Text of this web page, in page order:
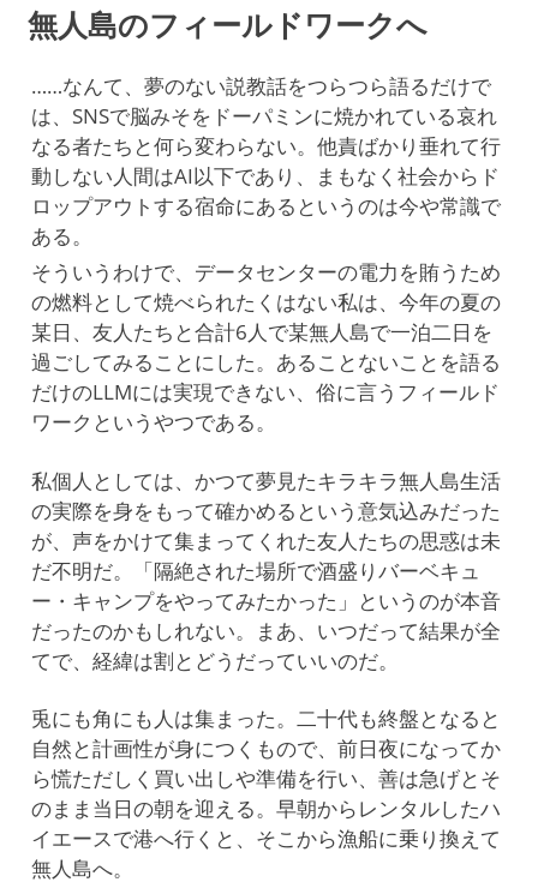
無人島のフィールドワークへ
……なんて、夢のない説教話をつらつら語るだけで
は、SNSで脳みそをドーパミンに焼かれている哀れ
なる者たちと何ら変わらない。他責ばかり垂れて行
動しない人間はAI以下であり、まもなく社会からド
ロップアウトする宿命にあるというのは今や常識で
ある。
そういうわけで、データセンターの電力を賄うため
の燃料として焼べられたくはない私は、今年の夏の
某日、友人たちと合計6人で某無人島で一泊二日を
過ごしてみることにした。あることないことを語る
だけのLLMには実現できない、俗に言うフィールド
ワークというやつである。
私個人としては、かつて夢見たキラキラ無人島生活
の実際を身をもって確かめるという意気込みだった
が、声をかけて集まってくれた友人たちの思惑は未
だ不明だ。「隔絶された場所で酒盛りバーベキュ
ー・キャンプをやってみたかった」というのが本音
だったのかもしれない。まあ、いつだって結果が全
てで、経緯は割とどうだっていいのだ。
兎にも角にも人は集まった。二十代も終盤となると
自然と計画性が身につくもので、前日夜になってか
ら慌ただしく買い出しや準備を行い、善は急げとそ
のまま当日の朝を迎える。早朝からレンタルしたハ
イエースで港へ行くと、そこから漁船に乗り換えて
無人島へ。